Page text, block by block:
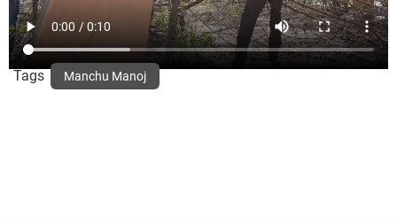
Tags Manchu Manoj